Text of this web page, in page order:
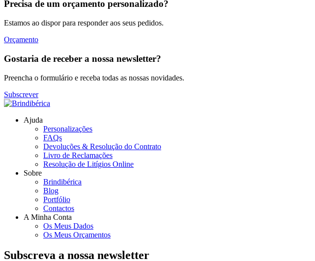
Precisa de um orçamento personalizado?
Estamos ao dispor para responder aos seus pedidos.
Orçamento
Gostaria de receber a nossa newsletter?
Preencha o formulário e receba todas as nossas novidades.
Subscrever
Ajuda
Personalizações
FAQs
Devoluções & Resolução do Contrato
Livro de Reclamações
Resolução de Litígios Online
Sobre
Brindibérica
Blog
Portfólio
Contactos
A Minha Conta
Os Meus Dados
Os Meus Orçamentos
Subscreva a nossa newsletter